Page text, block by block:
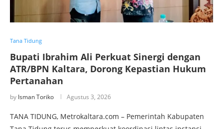
Tana Tidung
Bupati Ibrahim Ali Perkuat Sinergi dengan
ATR/BPN Kaltara, Dorong Kepastian Hukum
Pertanahan
by Isman Toriko Agustus 3, 2026
TANA TIDUNG, Metrokaltara.com – Pemerintah Kabupaten